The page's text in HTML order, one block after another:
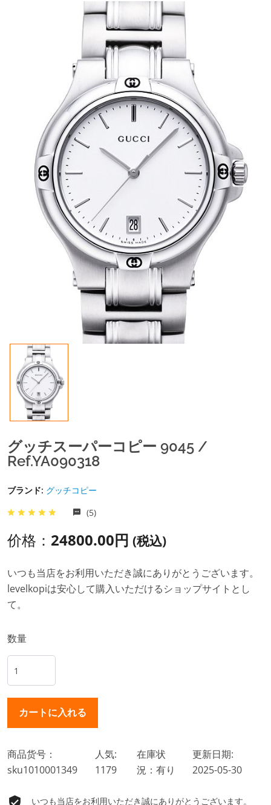
グッチスーパーコピー 9045 /
Ref.YA090318
ブランド: グッチコピー
(5)
价格： 24800.00円 (税込)
いつも当店をお利用いただき誠にありがとうございます。
levelkopiは安心して購入いただけるショップサイトとし
て。
数量
商品货号：
sku1010001349
人気:
1179
在庫状
況：有り
更新日期:
2025-05-30
いつも当店をお利用いただき誠にありがとうございます。